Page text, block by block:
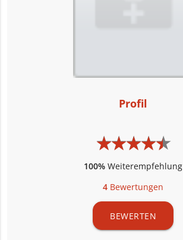
Profil
★★★★★
★★★★★
100% Weiterempfehlung
4 Bewertungen
BEWERTEN